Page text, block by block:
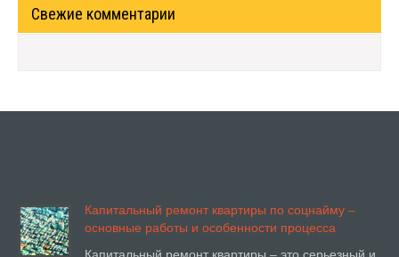
Свежие комментарии
Капитальный ремонт квартиры по соцнайму –
основные работы и особенности процесса